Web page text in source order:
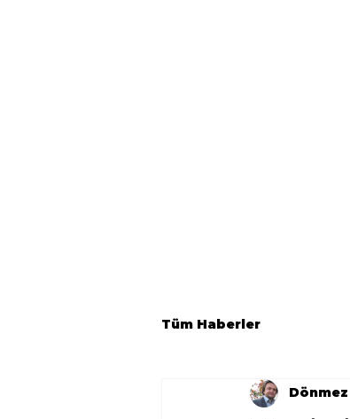
Tüm Haberler